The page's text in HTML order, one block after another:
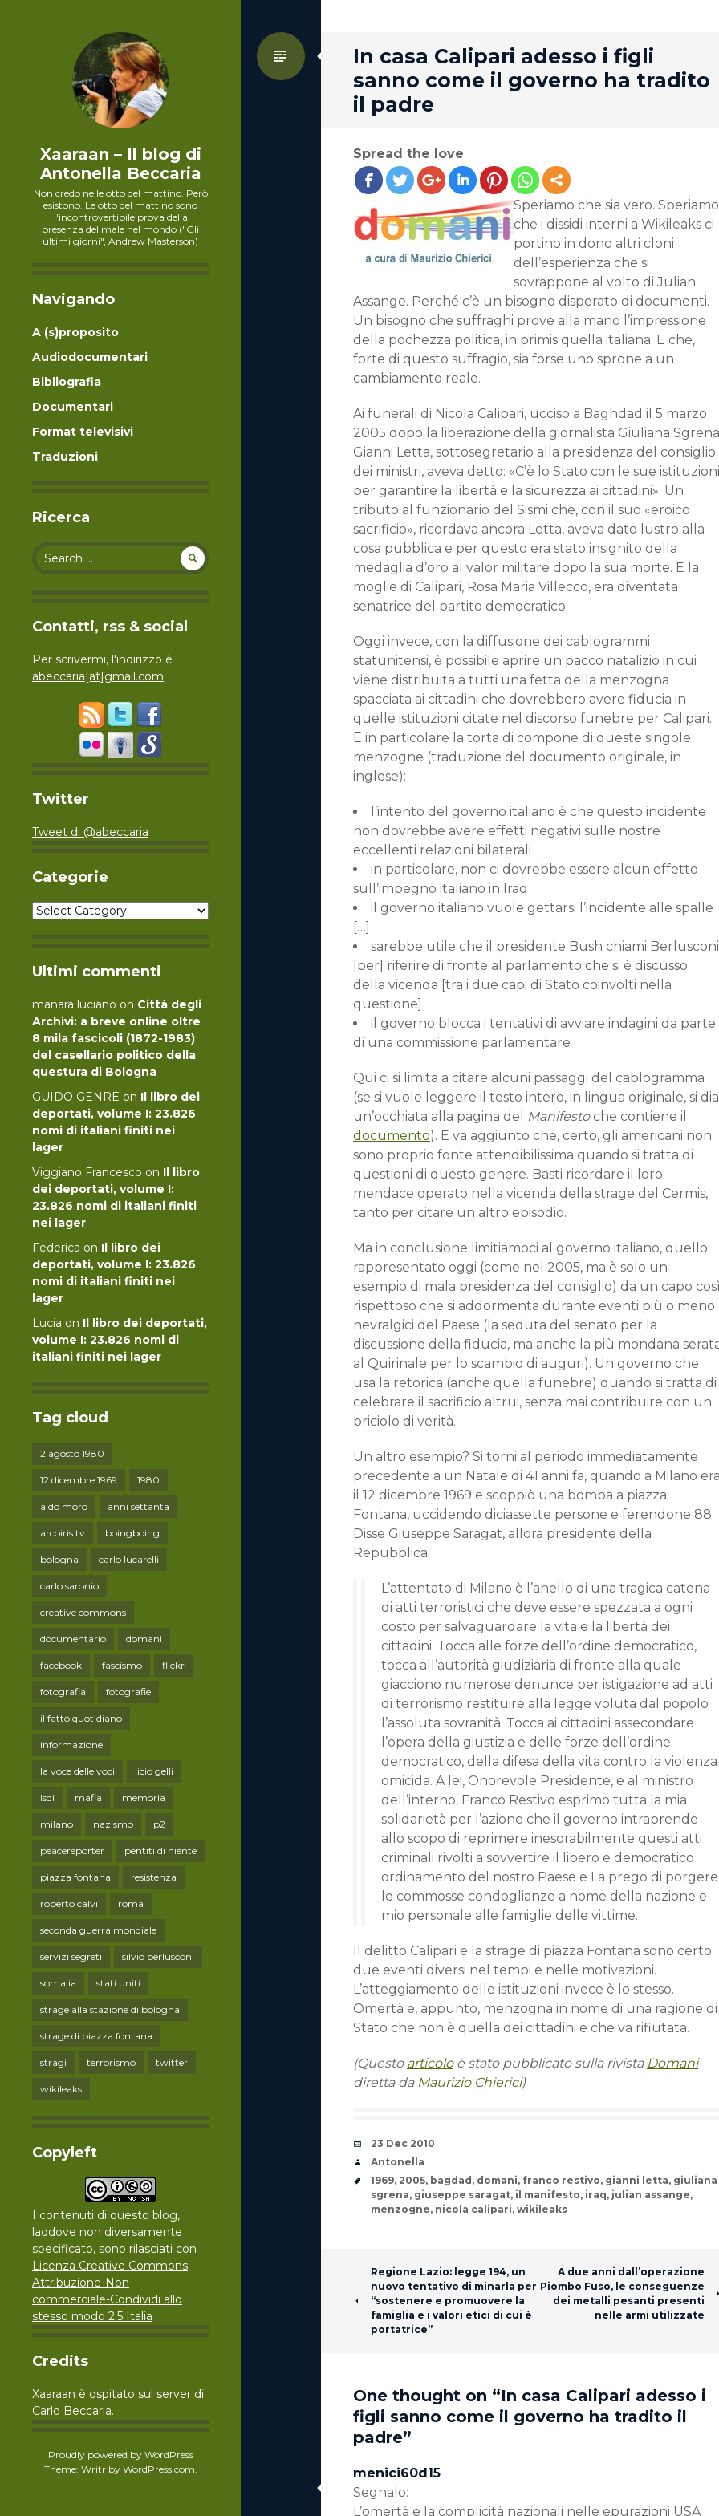
Xaaraan – Il blog di
Antonella Beccaria
Non credo nelle otto del mattino. Però
esistono. Le otto del mattino sono
l'incontrovertibile prova della
presenza del male nel mondo ("Gli
ultimi giorni", Andrew Masterson)
Navigando
A (s)proposito
Audiodocumentari
Bibliografia
Documentari
Format televisivi
Traduzioni
Ricerca
Search for:
Contatti, rss & social
Per scrivermi, l'indirizzo è
abeccaria[at]gmail.com
Twitter
Tweet di @abeccaria
Categorie
Categorie
Ultimi commenti
manara luciano on Città degli
Archivi: a breve online oltre
8 mila fascicoli (1872-1983)
del casellario politico della
questura di Bologna
GUIDO GENRE on Il libro dei
deportati, volume I: 23.826
nomi di italiani finiti nei
lager
Viggiano Francesco on Il libro
dei deportati, volume I:
23.826 nomi di italiani finiti
nei lager
Federica on Il libro dei
deportati, volume I: 23.826
nomi di italiani finiti nei
lager
Lucia on Il libro dei deportati,
volume I: 23.826 nomi di
italiani finiti nei lager
Tag cloud
2 agosto 1980
12 dicembre 1969 1980
aldo moro anni settanta
arcoiris tv boingboing
bologna carlo lucarelli
carlo saronio
creative commons
documentario domani
facebook fascismo flickr
fotografia fotografie
il fatto quotidiano
informazione
la voce delle voci licio gelli
lsdi mafia memoria
milano nazismo p2
peacereporter pentiti di niente
piazza fontana resistenza
roberto calvi roma
seconda guerra mondiale
servizi segreti silvio berlusconi
somalia stati uniti
strage alla stazione di bologna
strage di piazza fontana
stragi terrorismo twitter
wikileaks
Copyleft
I contenuti di questo blog,
laddove non diversamente
specificato, sono rilasciati con
Licenza Creative Commons
Attribuzione-Non
commerciale-Condividi allo
stesso modo 2.5 Italia
Credits
Xaaraan è ospitato sul server di
Carlo Beccaria.
Proudly powered by WordPress
Theme: Writr by WordPress.com.
In casa Calipari adesso i figli
sanno come il governo ha tradito
il padre
Standard
Spread the love
Speriamo che sia vero. Speriamo
che i dissidi interni a Wikileaks ci
portino in dono altri cloni
dell’esperienza che si
sovrappone al volto di Julian
Assange. Perché c’è un bisogno disperato di documenti.
Un bisogno che suffraghi prove alla mano l’impressione
della pochezza politica, in primis quella italiana. E che,
forte di questo suffragio, sia forse uno sprone a un
cambiamento reale.
Ai funerali di Nicola Calipari, ucciso a Baghdad il 5 marzo
2005 dopo la liberazione della giornalista Giuliana
Gianni Letta, sottosegretario alla presidenza del consiglio
dei ministri, aveva detto: «C’è lo Stato con le sue istituzioni
per garantire la libertà e la sicurezza ai cittadini». Un
tributo al funzionario del Sismi che, con il suo «eroico
sacrificio», ricordava ancora Letta, aveva dato lustro alla
cosa pubblica e per questo era stato insignito della
medaglia d’oro al valor militare dopo la sua morte. E la
moglie di Calipari, Rosa Maria Villecco, era diventata
senatrice del partito democratico.
Oggi invece, con la diffusione dei cablogrammi
statunitensi, è possibile aprire un pacco natalizio in cui
viene distribuita a tutti una fetta della menzogna
spacciata ai cittadini che dovrebbero avere fiducia in
quelle istituzioni citate nel discorso funebre per Calipari.
E in particolare la torta di compone di queste singole
menzogne (traduzione del documento originale, in
inglese):
l’intento del governo italiano è che questo incidente
non dovrebbe avere effetti negativi sulle nostre
eccellenti relazioni bilaterali
in particolare, non ci dovrebbe essere alcun effetto
sull’impegno italiano in Iraq
il governo italiano vuole gettarsi l’incidente alle spalle
[…]
sarebbe utile che il presidente Bush chiami Berlusconi
[per] riferire di fronte al parlamento che si è discusso
della vicenda [tra i due capi di Stato coinvolti nella
questione]
il governo blocca i tentativi di avviare indagini da parte
di una commissione parlamentare
Qui ci si limita a citare alcuni passaggi del cablogramma
(se si vuole leggere il testo intero, in lingua originale, si dia
un’occhiata alla pagina del
Manifestoche contiene il
documento). E va aggiunto che, certo, gli americani non
sono proprio fonte attendibilissima quando si tratta di
questioni di questo genere. Basti ricordare il loro
mendace operato nella vicenda della strage del Cermis,
tanto per citare un altro episodio.
Ma in conclusione limitiamoci al governo italiano, quello
rappresentato oggi (come nel 2005, ma è solo un
esempio di mala presidenza del consiglio) da un capo
rispettoso che si addormenta durante eventi più o meno
nevralgici del Paese (la seduta del senato per la
discussione della fiducia, ma anche la più mondana
al Quirinale per lo scambio di auguri). Un governo che
usa la retorica (anche quella funebre) quando si tratta di
celebrare il sacrificio altrui, senza mai contribuire con un
briciolo di verità.
Un altro esempio? Si torni al periodo immediatamente
precedente a un Natale di 41 anni fa, quando a Milano
il 12 dicembre 1969 e scoppiò una bomba a piazza
Fontana, uccidendo diciassette persone e ferendone 88.
Disse Giuseppe Saragat, allora presidente della
Repubblica:
L’attentato di Milano è l’anello di una tragica catena
di atti terroristici che deve essere spezzata a ogni
costo per salvaguardare la vita e la libertà dei
cittadini. Tocca alle forze dell’ordine democratico,
tocca all’autorità giudiziaria di fronte alla quale
giacciono numerose denunce per istigazione ad atti
di terrorismo restituire alla legge voluta dal popolo
l’assoluta sovranità. Tocca ai cittadini assecondare
l’opera della giustizia e delle forze dell’ordine
democratico, della difesa della vita contro la violenza
omicida. A lei, Onorevole Presidente, e al ministro
dell’interno, Franco Restivo esprimo tutta la mia
solidarietà per l’azione che il governo intraprende
allo scopo di reprimere inesorabilmente questi atti
criminali rivolti a sovvertire il libero e democratico
ordinamento del nostro Paese e La prego di porgere
le commosse condoglianze a nome della nazione e
mio personale alle famiglie delle vittime.
Il delitto Calipari e la strage di piazza Fontana sono certo
due eventi diversi nel tempi e nelle motivazioni.
L’atteggiamento delle istituzioni invece è lo stesso.
Omertà e, appunto, menzogna in nome di una ragione di
Stato che non è quella dei cittadini e che va rifiutata.
(Questo articoloè stato pubblicato sulla rivista Domani
diretta da Maurizio Chierici)
Date
23 Dec 2010
Author
Antonella
Tags
1969, 2005, bagdad , domani, franco restivo, gianni letta, giuliana
sgrena, giuseppe saragat, il manifesto, iraq, julian assange,
menzogne, nicola calipari, wikileaks
Post navigation
Regione Lazio: legge 194, un
nuovo tentativo di minarla per
“sostenere e promuovere la
famiglia e i valori etici di cui è
portatrice”
A due anni dall’operazione
Piombo Fuso, le conseguenze
dei metalli pesanti presenti
nelle armi utilizzate
One thought on “In casa Calipari adesso i
figli sanno come il governo ha tradito il
padre”
menici60d15
Segnalo:
L’omertà e la complicità nazionali nelle epurazioni USA